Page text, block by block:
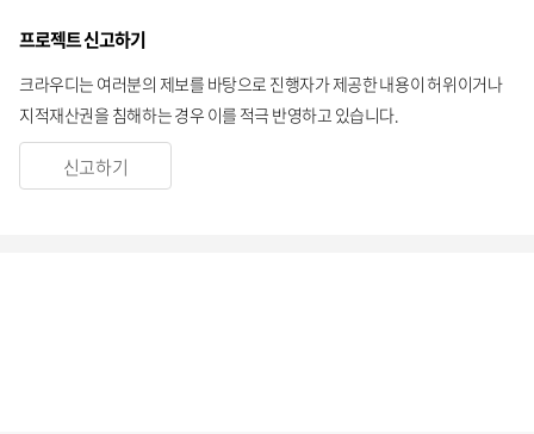
프로젝트 신고하기
크라우디는 여러분의 제보를 바탕으로 진행자가 제공한 내용이 허위이거나
지적재산권을 침해하는 경우 이를 적극 반영하고 있습니다.
신고하기